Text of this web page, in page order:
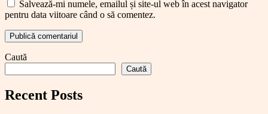
Salvează-mi numele, emailul și site-ul web în acest navigator
pentru data viitoare când o să comentez.
Caută
Caută
Recent Posts